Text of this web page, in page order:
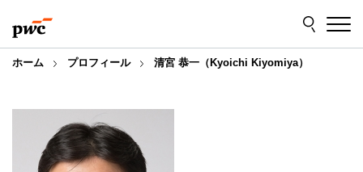
to
content
to
footer
ホーム プロフィール 清宮 恭一（Kyoichi Kiyomiya）